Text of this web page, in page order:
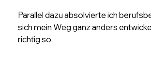
Parallel dazu absolvierte ich
sich mein Weg ganz anders
richtig so.